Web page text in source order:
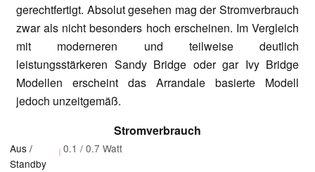
gerechtfertigt. Absolut gesehen mag der Stromverbrauch
zwar als nicht besonders hoch erscheinen. Im Vergleich
mit moderneren und teilweise deutlich
leistungsstärkeren Sandy Bridge oder gar Ivy Bridge
Modellen erscheint das Arrandale basierte Modell
jedoch unzeitgemäß.
Stromverbrauch
Aus /
Standby
0.1 / 0.7 Watt